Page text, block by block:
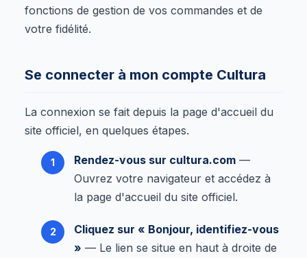
fonctions de gestion de vos commandes et de
votre fidélité.
Se connecter à mon compte Cultura
La connexion se fait depuis la page d'accueil du
site officiel, en quelques étapes.
Rendez-vous sur cultura.com —
Ouvrez votre navigateur et accédez à
la page d'accueil du site officiel.
Cliquez sur « Bonjour, identifiez-vous
» — Le lien se situe en haut à droite de